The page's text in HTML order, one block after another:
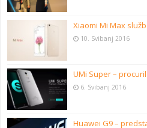
Xiaomi Mi Max
10. Svibanj 2016
UMi Super –
6. Svibanj 2016
Huawei G9 –